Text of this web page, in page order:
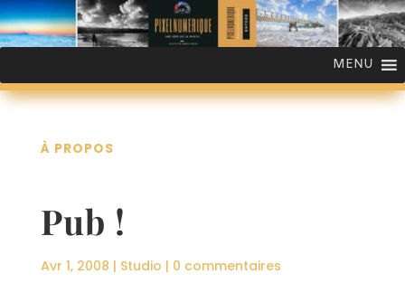
MENU
À PROPOS
Pub !
Avr 1, 2008 | Studio | 0 commentaires